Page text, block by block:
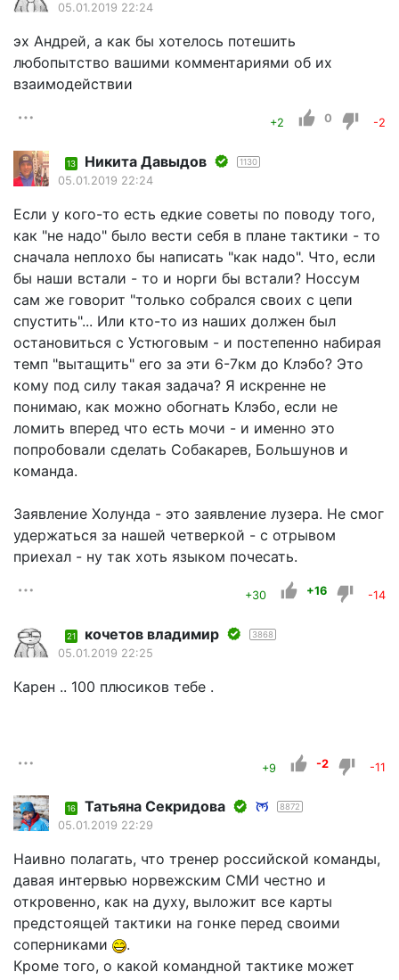
05.01.2019 22:24
эх Андрей, а как бы хотелось потешить
любопытство вашими комментариями об их
взаимодействии
+2 0 -2
13 Никита Давыдов 1130
05.01.2019 22:24
Если у кого-то есть едкие советы по поводу того,
как "не надо" было вести себя в плане тактики - то
сначала неплохо бы написать "как надо". Что, если
бы наши встали - то и норги бы встали? Носсум
сам же говорит "только собрался своих с цепи
спустить"... Или кто-то из наших должен был
остановиться с Устюговым - и постепенно набирая
темп "вытащить" его за эти 6-7км до Клэбо? Это
кому под силу такая задача? Я искренне не
понимаю, как можно обогнать Клэбо, если не
ломить вперед что есть мочи - и именно это
попробовали сделать Собакарев, Большунов и
команда.
Заявление Холунда - это заявление лузера. Не смог
удержаться за нашей четверкой - с отрывом
приехал - ну так хоть языком почесать.
+30 +16 -14
21 кочетов владимир 3868
05.01.2019 22:25
Карен .. 100 плюсиков тебе .
+9 -2 -11
16 Татьяна Секридова 8872
05.01.2019 22:29
Наивно полагать, что тренер российской команды,
давая интервью норвежским СМИ честно и
откровенно, как на духу, выложит все карты
предстоящей тактики на гонке перед своими
соперниками
.
Кроме того, о какой командной тактике может